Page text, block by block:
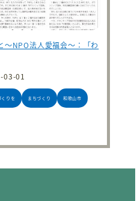
～NPO法人愛福会～：「わ
03-01
くりを まちづくり 和歌山市